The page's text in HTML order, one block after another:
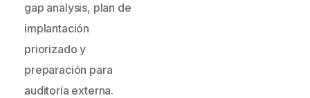
gap analysis, plan de
implantación
priorizado y
preparación para
auditoría externa.